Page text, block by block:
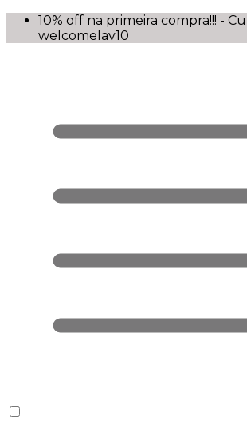
10% off na primeira compra!!! -
welcomelav10